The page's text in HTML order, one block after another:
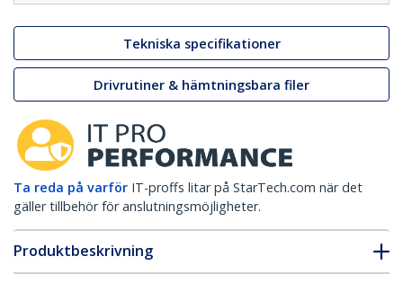
Tekniska specifikationer
Drivrutiner & hämtningsbara filer
Ta reda på varför IT-proffs litar på StarTech.com när det
gäller tillbehör för anslutningsmöjligheter.
Produktbeskrivning